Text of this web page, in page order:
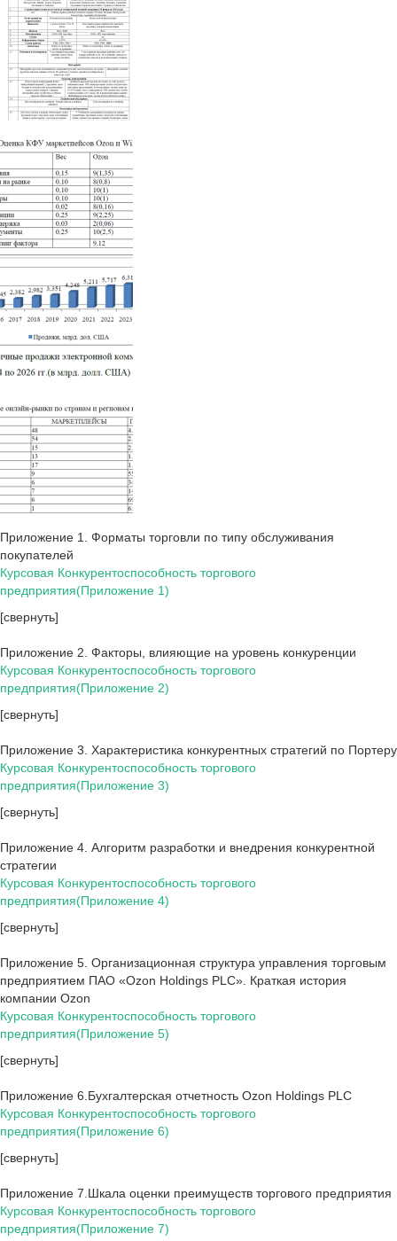
Приложение 1. Форматы торговли по типу обслуживания
покупателей
Курсовая Конкурентоспособность торгового
предприятия(Приложение 1)
[свернуть]
Приложение 2. Факторы, влияющие на уровень конкуренции
Курсовая Конкурентоспособность торгового
предприятия(Приложение 2)
[свернуть]
Приложение 3. Характеристика конкурентных стратегий по Портеру
Курсовая Конкурентоспособность торгового
предприятия(Приложение 3)
[свернуть]
Приложение 4. Алгоритм разработки и внедрения конкурентной
стратегии
Курсовая Конкурентоспособность торгового
предприятия(Приложение 4)
[свернуть]
Приложение 5. Организационная структура управления торговым
предприятием ПАО «Ozon Holdings PLC». Краткая история
компании Ozon
Курсовая Конкурентоспособность торгового
предприятия(Приложение 5)
[свернуть]
Приложение 6.Бухгалтерская отчетность Ozon Holdings PLC
Курсовая Конкурентоспособность торгового
предприятия(Приложение 6)
[свернуть]
Приложение 7.Шкала оценки преимуществ торгового предприятия
Курсовая Конкурентоспособность торгового
предприятия(Приложение 7)